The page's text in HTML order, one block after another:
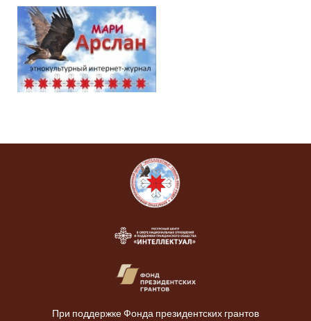
При поддержке Фонда президентских грантов